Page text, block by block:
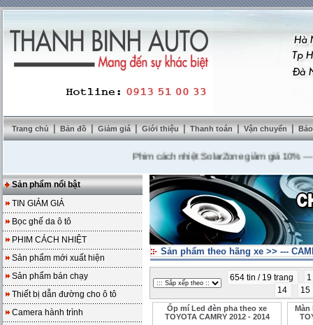
Trang chủ | Bản đồ | Giảm giá | Giới thiệu | Thanh toán | Vận chuyển |
Phim cách nhiệt SolarZone giảm giá 10%---Mua
Sản phẩm nổi bật
TIN GIẢM GIÁ
Bọc ghế da ô tô
PHIM CÁCH NHIỆT
Sản phẩm mới xuất hiện
Sản phẩm bán chạy
Thiết bị dẫn đường cho ô tô
Camera hành trình
Sản phẩm theo hãng xe >> ---
654 tin / 19 trang
1
14
15
Ốp mí Led đèn pha theo xe
TOYOTA CAMRY 2012 - 2014
Màn